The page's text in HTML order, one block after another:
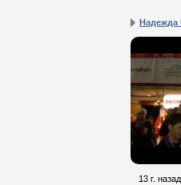
Надежда
13 г. назад